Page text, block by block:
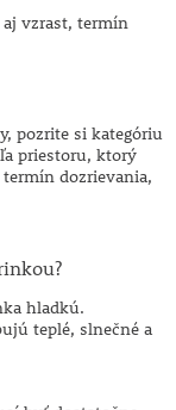
vzrast, termín
pozrite si kategóriu
priestoru, ktorý
dozrievania,
hladkú.
teplé, slnečné a